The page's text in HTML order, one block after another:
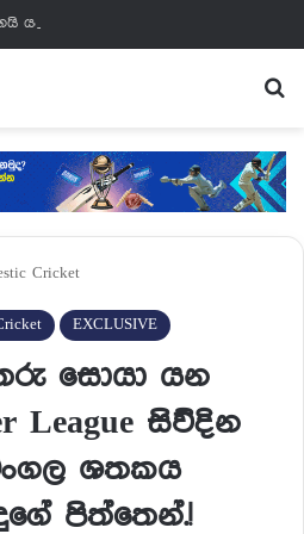
යන්නේ
Cricket
EXCLUSIVE
සොයා යන
League සිව්දින
ශතකය
පිත්තෙන්.!